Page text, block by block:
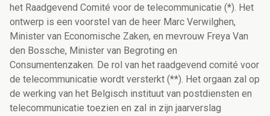
het Raadgevend Comité voor de telecommunicatie (*). Het
ontwerp is een voorstel van de heer Marc Verwilghen,
Minister van Economische Zaken, en mevrouw Freya Van
den Bossche, Minister van Begroting en
Consumentenzaken. De rol van het raadgevend comité voor
de telecommunicatie wordt versterkt (**). Het orgaan zal op
de werking van het Belgisch instituut van postdiensten en
telecommunicatie toezien en zal in zijn jaarverslag